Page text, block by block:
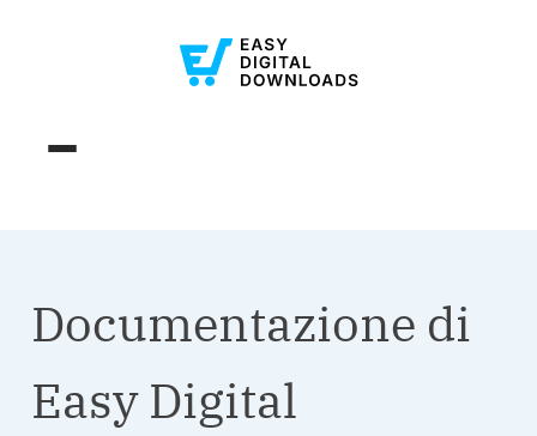
Documentazione di
Easy Digital